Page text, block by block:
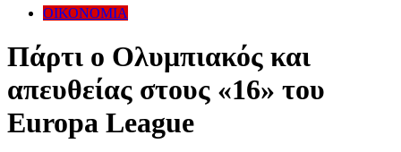
ΟΙΚΟΝΟΜΙΑ
Πάρτι ο Ολυμπιακός και
απευθείας στους «16» του
Europa League